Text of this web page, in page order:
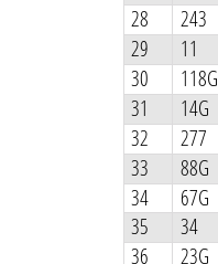
28
243
29
11
30
118G
31
14G
32
277
33
88G
34
67G
35
34
36
23G